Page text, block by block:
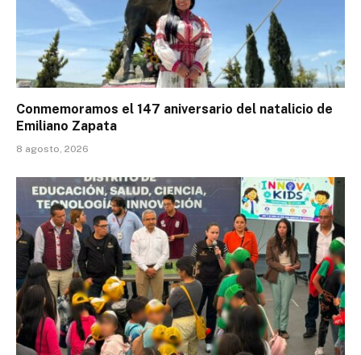
Conmemoramos el 147 aniversario del natalicio de
Emiliano Zapata
8 agosto, 2026